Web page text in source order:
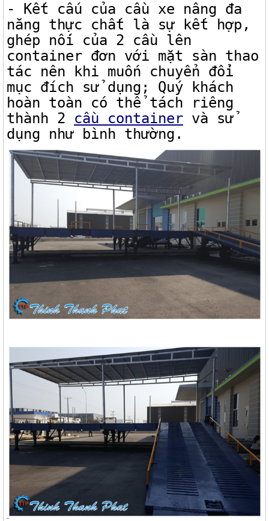
- Kết cấu của cầu xe nâng đa
năng thực chất là sự kết hợp,
ghép nối của 2 cầu lên
container đơn với mặt sàn thao
tác nên khi muốn chuyển đổi
mục đích sử dụng; Quý khách
hoàn toàn có thể tách riêng
thành 2 cầu container và sử
dụng như bình thường.